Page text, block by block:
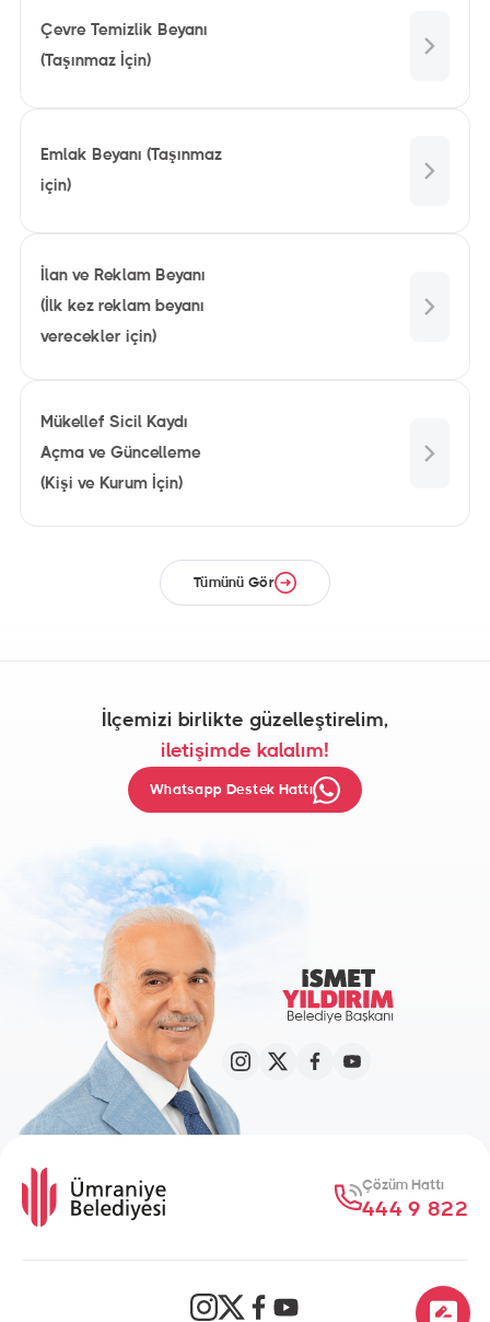
Çevre Temizlik Beyanı
(Taşınmaz İçin)
Emlak Beyanı (Taşınmaz
için)
İlan ve Reklam Beyanı
(İlk kez reklam beyanı
verecekler için)
Mükellef Sicil Kaydı
Açma ve Güncelleme
(Kişi ve Kurum İçin)
Tümünü Gör
İlçemizi birlikte güzelleştirelim,
iletişimde kalalım!
Whatsapp Destek Hattı
Çözüm Hattı
444 9 822